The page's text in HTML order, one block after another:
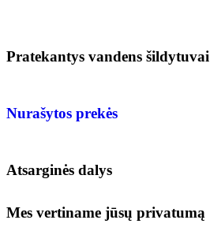
Pratekantys vandens šildytuvai
Nurašytos prekės
Atsarginės dalys
Mes vertiname jūsų privatumą